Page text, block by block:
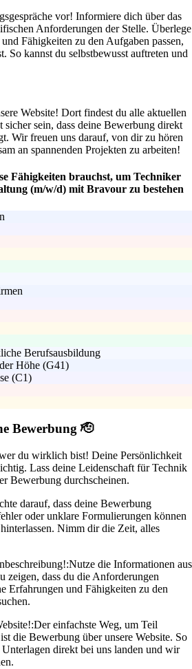
vor! Informiere dich über das
Anforderungen der Stelle. Überlege
Fähigkeiten zu den Aufgaben passen,
So kannst du selbstbewusst auftreten und
Website! Dort findest du alle aktuellen
sicher sein, dass deine Bewerbung direkt
Wir freuen uns darauf, von dir zu hören
an spannenden Projekten zu arbeiten!
Fähigkeiten brauchst, um Techniker
(m/w/d) mit Bravour zu bestehen
Berufsausbildung
Höhe (G41)
(C1)
Bewerbung 🫡
du wirklich bist! Deine Persönlichkeit
Lass deine Leidenschaft für Technik
Bewerbung durchscheinen.
darauf, dass deine Bewerbung
oder unklare Formulierungen können
Nimm dir die Zeit, alles
Nutze die Informationen aus
zeigen, dass du die Anforderungen
Erfahrungen und Fähigkeiten zu den
Der einfachste Weg, um Teil
die Bewerbung über unsere Website. So
Unterlagen direkt bei uns landen und wir